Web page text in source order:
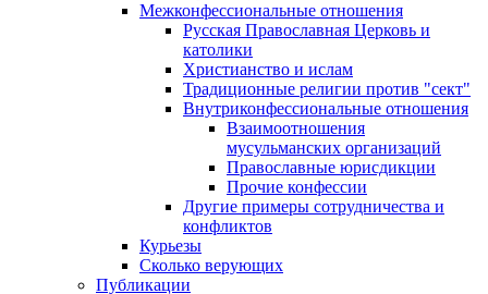
Межконфессиональные отношения
Русская Православная Церковь и
католики
Христианство и ислам
Традиционные религии против "сект"
Внутриконфессиональные отношения
Взаимоотношения
мусульманских организаций
Православные юрисдикции
Прочие конфессии
Другие примеры сотрудничества и
конфликтов
Курьезы
Сколько верующих
Публикации